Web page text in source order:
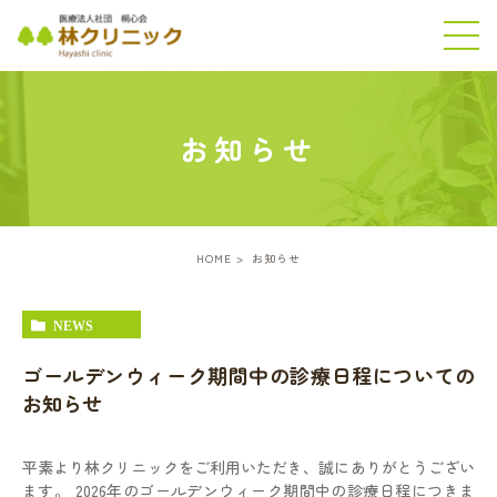
お知らせ
HOME お知らせ
NEWS
ゴールデンウィーク期間中の診療日程についての
お知らせ
平素より林クリニックをご利用いただき、誠にありがとうござい
ます。 2026年のゴールデンウィーク期間中の診療日程につきま